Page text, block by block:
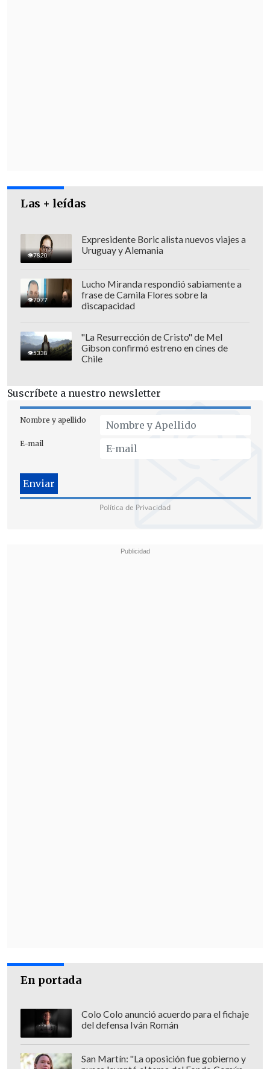
Las + leídas
7820
Expresidente Boric alista nuevos viajes a
Uruguay y Alemania
7077
Lucho Miranda respondió sabiamente a
frase de Camila Flores sobre la
discapacidad
5338
"La Resurrección de Cristo" de Mel
Gibson confirmó estreno en cines de
Chile
Suscríbete a nuestro newsletter
Nombre y apellido
E-mail
Política de Privacidad
En portada
Colo Colo anunció acuerdo para el fichaje
del defensa Iván Román
San Martín: "La oposición fue gobierno y